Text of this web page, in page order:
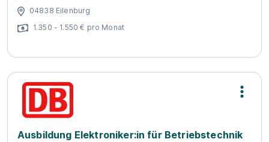
04838 Eilenburg
1.350 - 1.550 € pro Monat
Ausbildung Elektroniker:in für Betriebstechnik